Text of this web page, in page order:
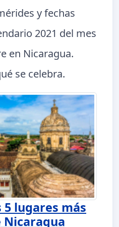
y fechas
2021 del mes
en Nicaragua.
se celebra.
5 lugares más
Nicaragua